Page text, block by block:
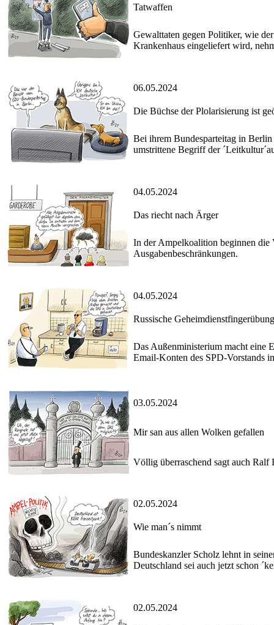
Tatwaffen
Gewalttaten gegen Politiker, wie
Krankenhaus eingeliefert wird,
06.05.2024
Die Büchse der Plolarisierung ist
Bei ihrem Bundesparteitag in
umstrittene Begriff der
04.05.2024
Das riecht nach Ärger
In der Ampelkoalition beginnen die
Ausgabenbeschränkungen.
04.05.2024
Russische Geheimdienstfingerübung
Das Außenministerium macht eine
Email-Konten des SPD-Vorstands
03.05.2024
Mir san aus allen Wolken gefallen
Völlig überraschend sagt auch
02.05.2024
Wie man´s nimmt
Bundeskanzler Scholz lehnt in
Deutschland sei auch jetzt schon
02.05.2024